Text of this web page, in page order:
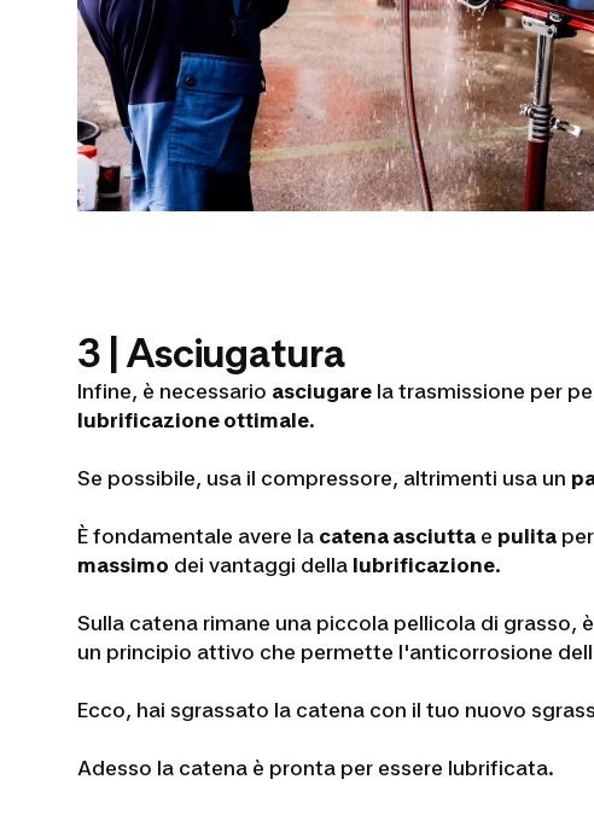
3 | Asciugatura
Infine, è necessario asciugare la trasmissione per
lubrificazione ottimale.
Se possibile, usa il compressore, altrimenti usa un
È fondamentale avere la catena asciutta e pulita
massimo dei vantaggi della lubrificazione.
Sulla catena rimane una piccola pellicola di grasso,
un principio attivo che permette l'anticorrosione
Ecco, hai sgrassato la catena con il tuo nuovo
Adesso la catena è pronta per essere lubrificata.